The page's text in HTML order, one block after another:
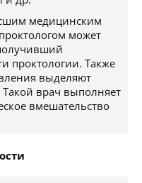
медицинским
может
проктологии. Также
выделяют
врач выполняет
вмешательство